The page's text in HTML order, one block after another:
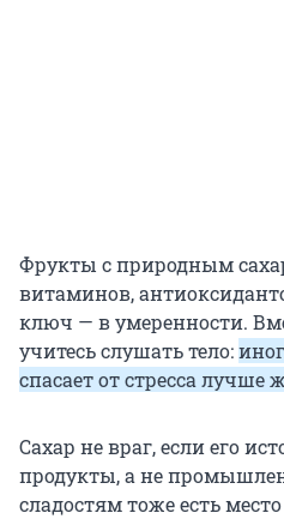
Фрукты с природным
витаминов,
ключ — в умеренности.
учитесь слушать тело:
спасает от стресса лучше
Сахар не враг, если его
продукты, а не
сладостям тоже есть